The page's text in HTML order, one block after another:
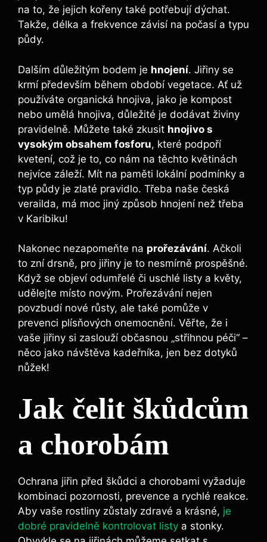
na to, že jejich kořeny také potřebují dýchat.
Takže, délka a frekvence závisí na počasí a typu
půdy.
Dalším důležitým bodem je hnojení. Jiřiny se
krmí především během období vegetace. Ať už
používáte organická hnojiva, jako je kompost
nebo umělá hnojiva, důležité je dodávat živiny
pravidelně. Můžete také zkusit hnojivo s
vysokým obsahem fosforu, které podpoří
kvetení, což je to, co nám na těchto květinách
nejvíce záleží. Mít na paměti lokální podmínky a
typ půdy je zlaté pravidlo. Třeba naše česká
verailda, má moc jiný způsob hnojení než třeba
v Karibiku!
Nakonec nezapomeňte na prořezávání. Ačkoli
to zní drsně, pro jiřiny je to nesmírně prospěšné.
Když se objeví odumřelé či uschlé listy a květy,
udělejte místo novým. Prořezávání nejen
povzbudí nové růsty, ale také pomůže v
prevenci plísňových onemocnění. Věřte, že i
vaše jiřiny si zaslouží občasnou „střihnou péči“ –
něco jako návštěva kadeřníka, jen bez dotyků
nůžek!
Jak čelit škůdcům
a chorobám
Ochrana jiřin před škůdci a chorobami vyžaduje
kombinaci pozornosti, prevence a rychlé reakce.
Aby vaše rostliny zůstaly zdravé a krásné, je
dobré pravidelně kontrolovat listy a stonky.